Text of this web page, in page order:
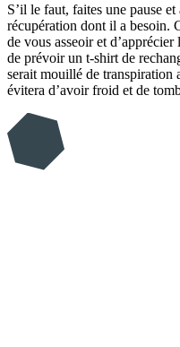
S’il le faut, faites une pause
récupération dont il a besoin.
de vous asseoir et
de prévoir un t-shirt de
serait mouillé de transpiration
évitera d’avoir froid et de